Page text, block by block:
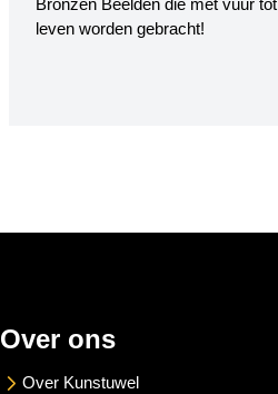
Bronzen Beelden die met vuur tot
leven worden gebracht!
Over ons
Over Kunstuwel